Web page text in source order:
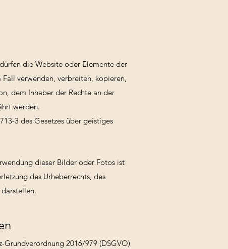
die Website oder Elemente der
verwenden, verbreiten, kopieren,
dem Inhaber der Rechte an der
werden.
3 des Gesetzes über geistiges
dieser Bilder oder Fotos ist
des Urheberrechts, des
Grundverordnung 2016/979 (DSGVO)